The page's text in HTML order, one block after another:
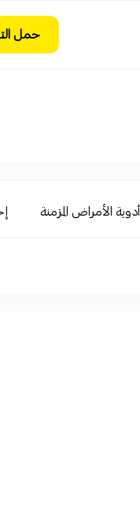
حمل
أدوية الأمراض المزمنة